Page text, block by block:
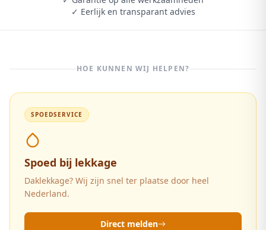
✓ Eerlijk en transparant advies
HOE KUNNEN WIJ HELPEN?
SPOEDSERVICE
Spoed bij lekkage
Daklekkage? Wij zijn snel ter plaatse door heel
Nederland.
Direct melden